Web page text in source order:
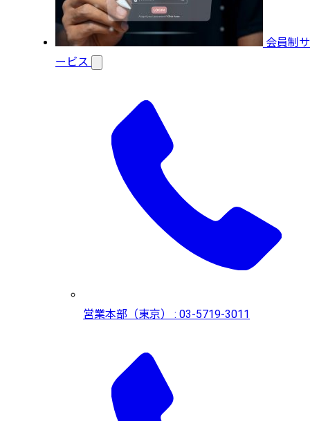
会員制サ
ービス
営業本部（東京） : 03-5719-3011